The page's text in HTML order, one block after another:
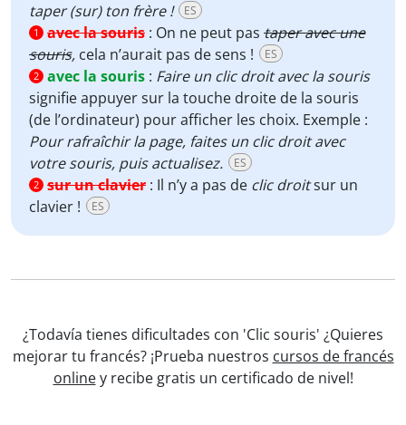
taper (sur) ton frère !
ES
1 avec la souris : On ne peut pas taper avec une
souris, cela n’aurait pas de sens ! ES
2 avec la souris : Faire un clic droitavec la souris
signifie appuyer sur la touche droite de la souris
(de l’ordinateur) pour afficher les choix. Exemple :
Pour rafraîchir la page, faites un clic droit avec
votre souris, puis actualisez.
ES
2 sur un clavier : Il n’y a pas de clic droitsur un
clavier !
ES
¿Todavía tienes dificultades con 'Clic souris' ¿Quieres
mejorar tu francés? ¡Prueba nuestros cursos de francés
onliney recibe gratis un certificado de nivel!